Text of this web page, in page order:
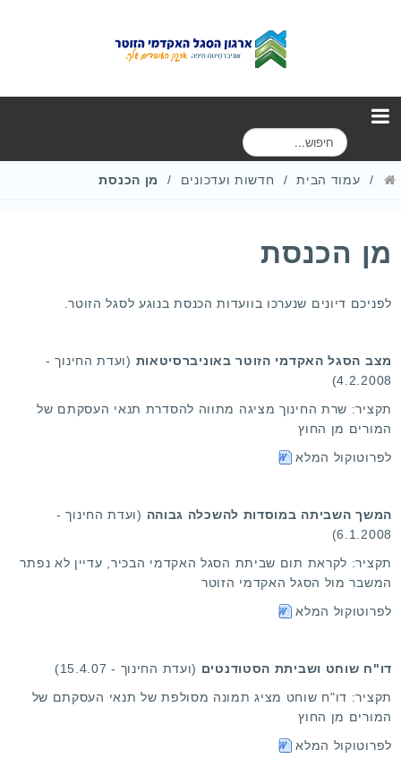
ח
י
עמוד הבית חדשות ועדכונים מן הכנסת
מן הכנסת
לפניכם דיונים שנערכו בוועדות הכנסת בנוגע לסגל הזוטר.
מצב הסגל האקדמי הזוטר באוניברסיטאות (ועדת החינוך -
4.2.2008)
תקציר: שרת החינוך מציגה מתווה להסדרת תנאי העסקתם של
המורים מן החוץ
לפרוטוקול המלא
המשך השביתה במוסדות להשכלה גבוהה (ועדת החינוך -
‎6.1.2008)
תקציר: לקראת תום שביתת הסגל האקדמי הבכיר, עדיין לא נפתר
המשבר מול הסגל האקדמי הזוטר
לפרוטוקול המלא
דו"ח שוחט ושביתת הסטודנטים (ועדת החינוך - 15.4.07)
תקציר: דו"ח שוחט מציג תמונה מסולפת של תנאי העסקתם של
המורים מן החוץ
לפרוטוקול המלא